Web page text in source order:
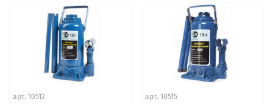
арт. 10512 арт. 10515